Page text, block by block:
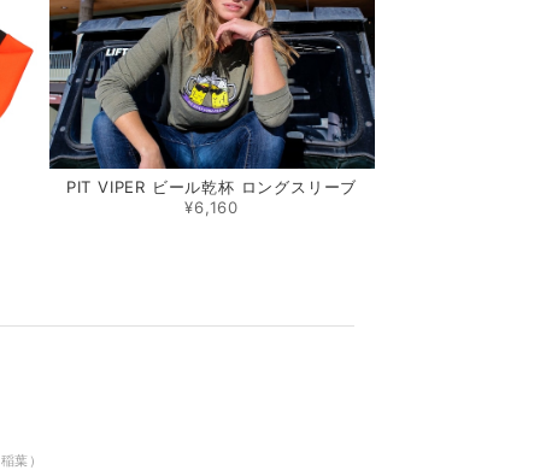
PIT VIPER ビール乾杯 ロングスリーブ
¥6,160
葉）